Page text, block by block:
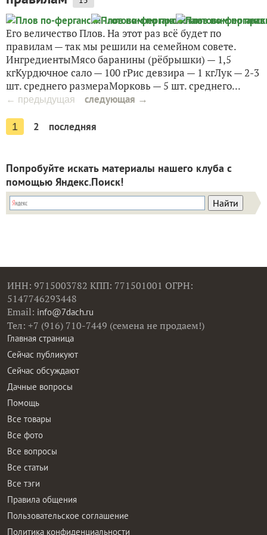
Его величество Плов. На этот раз всё будет по
правилам — так мы решили на семейном совете.
ИнгредиентыМясо баранины (рёбрышки) — 1,5
кгКурдючное сало — 100 гРис девзира — 1 кгЛук — 2-3
шт. среднего размераМорковь — 5 шт. среднего...
← предыдущая следующая →
1 2 последняя
Попробуйте искать материалы нашего клуба с
помощью Яндекс.Поиск!
ИНН: 9715003782 КПП: 771501001 ОГРН:
5147746293448
Email: info@7dach.ru
Тел: +7 (916) 710-7449 (семена не продаем!)
Главная страница
Сейчас публикуют
Сейчас обсуждают
Дачные вопросы
Помощь
Все товары
Все фото
Все вопросы
Все статьи
Все тэги
Правила общения
Пользовательское соглашение
Политика конфиденциальности